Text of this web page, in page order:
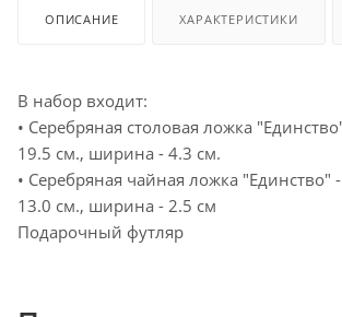
ОПИСАНИЕ ХАРАКТЕРИСТИКИ
В набор входит:
• Серебряная столовая ложка
19.5 см., ширина - 4.3 см.
• Серебряная чайная ложка "Единство"
13.0 см., ширина - 2.5 см
Подарочный футляр